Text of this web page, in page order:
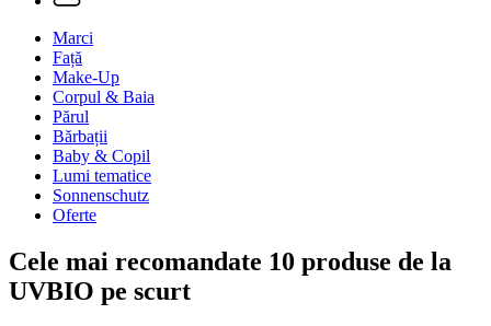
Marci
Față
Make-Up
Corpul & Baia
Părul
Bărbații
Baby & Copil
Lumi tematice
Sonnenschutz
Oferte
Cele mai recomandate 10 produse de la
UVBIO pe scurt